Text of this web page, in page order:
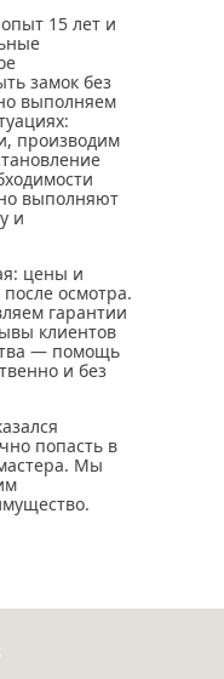
15 лет и
замок без
выполняем
производим
выполняют
и
цены и
осмотра.
гарантии
клиентов
— помощь
и без
попасть в
Мы